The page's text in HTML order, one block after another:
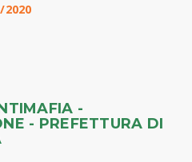
-
- PREFETTURA DI